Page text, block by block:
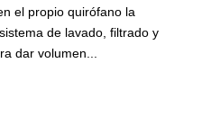
el propio quirófano la
de lavado, filtrado y
dar volumen...